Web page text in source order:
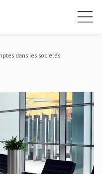
dans les sociétés